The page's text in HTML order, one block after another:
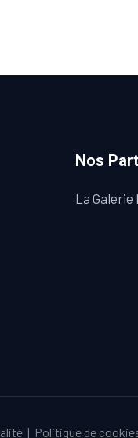
Nos
La
| Politique de